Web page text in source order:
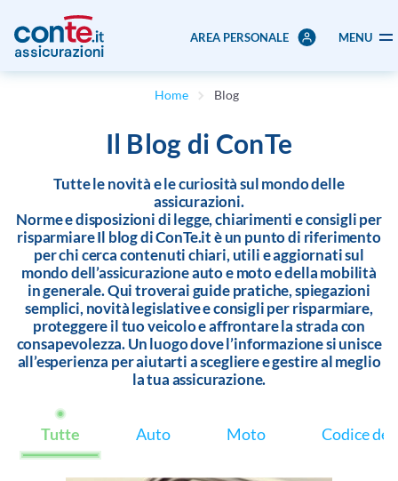
AREA PERSONALE MENU
Home Blog
Il Blog di ConTe
Tutte le novità e le curiosità sul mondo delle
assicurazioni.
Norme e disposizioni di legge, chiarimenti e consigli per
risparmiare Il blog di ConTe.it è un punto di riferimento
per chi cerca contenuti chiari, utili e aggiornati sul
mondo dell’assicurazione auto e moto e della mobilità
in generale. Qui troverai guide pratiche, spiegazioni
semplici, novità legislative e consigli per risparmiare,
proteggere il tuo veicolo e affrontare la strada con
consapevolezza. Un luogo dove l’informazione si unisce
all’esperienza per aiutarti a scegliere e gestire al meglio
la tua assicurazione.
Tutte Auto Moto Codice